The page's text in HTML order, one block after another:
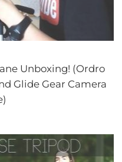
Unboxing! (Ordro
Glide Gear Camera